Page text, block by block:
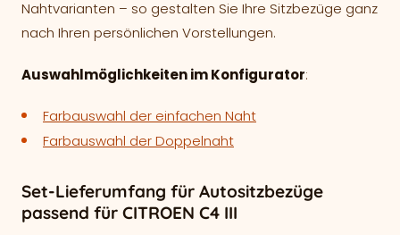
Nahtvarianten – so gestalten Sie Ihre Sitzbezüge ganz
nach Ihren persönlichen Vorstellungen.
Auswahlmöglichkeiten im Konfigurator:
Farbauswahl der einfachen Naht
Farbauswahl der Doppelnaht
Set-Lieferumfang für Autositzbezüge
passend für CITROEN C4 III